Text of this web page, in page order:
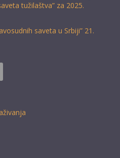
tužilaštva” za 2025.
saveta u Srbiji” 21.